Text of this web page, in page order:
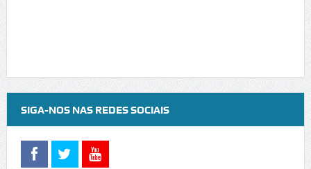
SIGA-NOS NAS REDES SOCIAIS